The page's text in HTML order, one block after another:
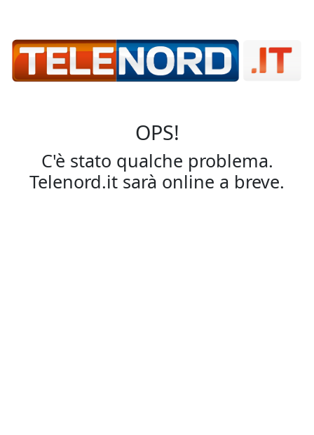
OPS!
C'è stato qualche problema.
Telenord.it sarà online a breve.